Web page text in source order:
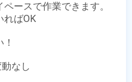
ースで作業できます。
ればOK
なし